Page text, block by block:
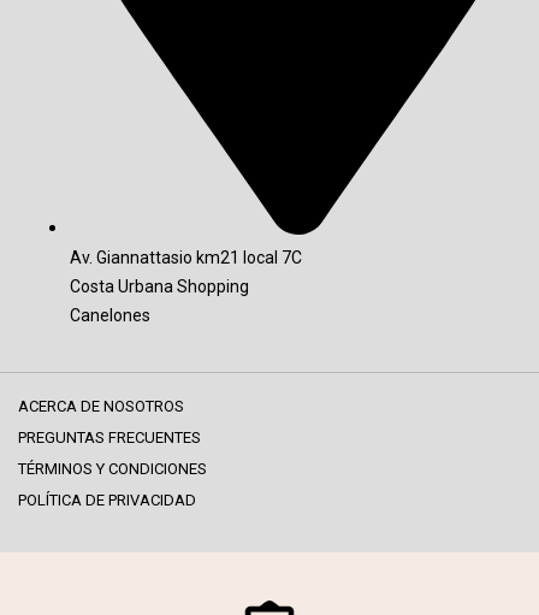
Av. Giannattasio km21 local 7C
Costa Urbana Shopping
Canelones
ACERCA DE NOSOTROS
PREGUNTAS FRECUENTES
TÉRMINOS Y CONDICIONES
POLÍTICA DE PRIVACIDAD